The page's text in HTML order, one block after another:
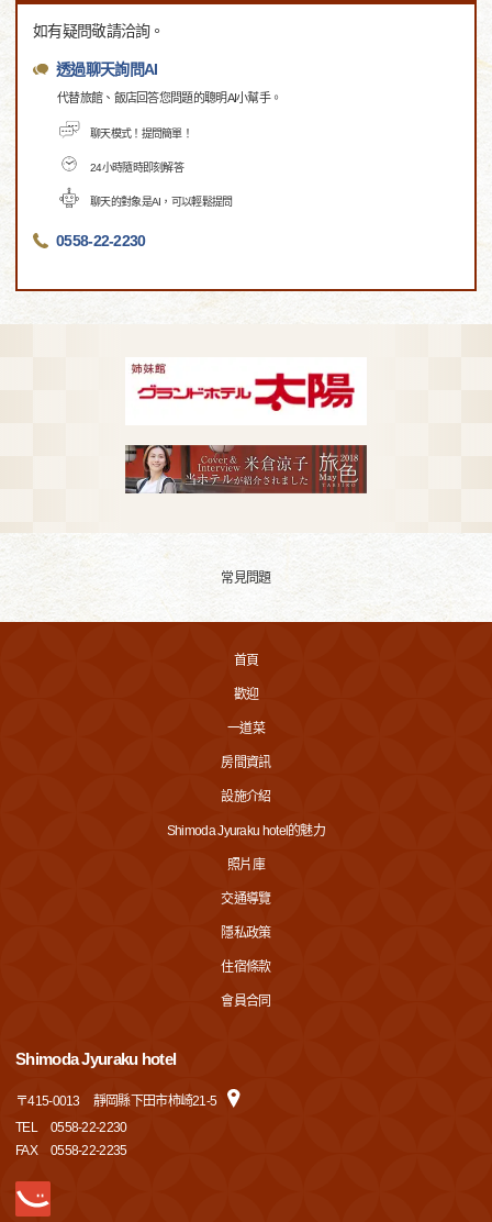
如有疑問敬請洽詢。
透過聊天詢問AI
代替旅館、飯店回答您問題的聰明AI小幫手。
聊天模式！提問簡單！
24小時隨時即刻解答
聊天的對象是AI，可以輕鬆提問
0558-22-2230
常見問題
首頁
歡迎
一道菜
房間資訊
設施介紹
Shimoda Jyuraku hotel的魅力
照片庫
交通導覽
隱私政策
住宿條款
會員合同
Shimoda Jyuraku hotel
〒415-0013
靜岡縣下田市柿崎21-5
TEL
0558-22-2230
FAX
0558-22-2235